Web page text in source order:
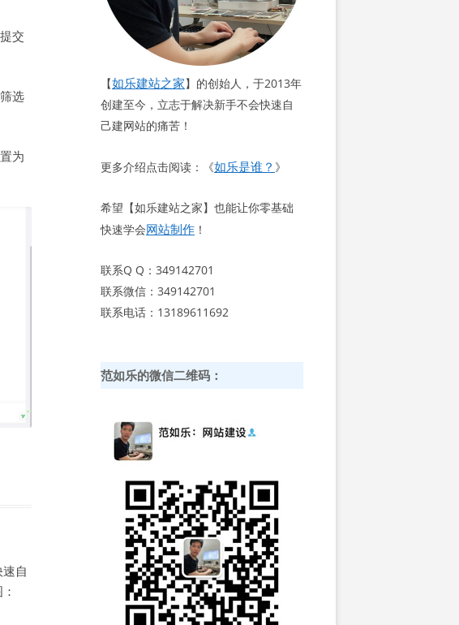
兼职赚钱
交
选
为
自
【如乐建站之家】的创始人，于2013年
创建至今，立志于解决新手不会快速自
己建网站的痛苦！
更多介绍点击阅读：《如乐是谁？ 》
希望【如乐建站之家】也能让你零基础
快速学会网站制作 ！
联系Q Q：349142701
联系微信：349142701
联系电话：13189611692
范如乐的微信二维码：